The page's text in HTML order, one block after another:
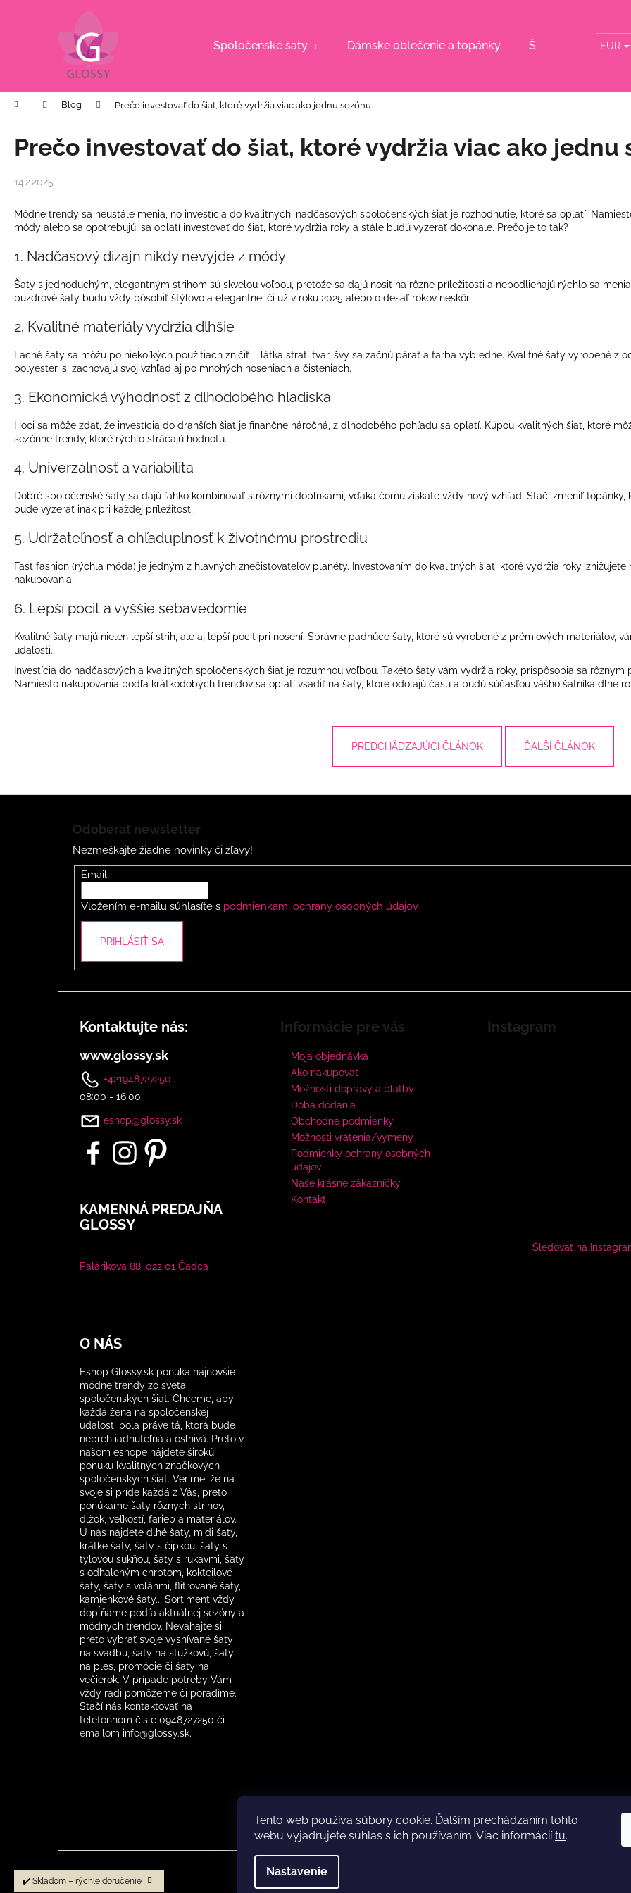
Tento web používa súbory cookie. Ďalším prechádzaním tohto
webu vyjadrujete súhlas s ich používaním. Viac informáciítu.
Nastavenie
✔️ Skladom – rýchle doručenie
Spoločenské šaty Dámske oblečenie a topánky Šaty pre EUR
Domov Blog Prečo investovať do šiat, ktoré vydržia viac ako jednu sezónu
Prečo investovať do šiat, ktoré vydržia viac ako jednu
14.2.2025
Módne trendy sa neustále menia, no investícia do kvalitných, nadčasových spoločenských šiat je rozhodnutie, ktoré sa oplatí.
módy alebo sa opotrebujú, sa oplatí investovať do šiat, ktoré vydržia roky a stále budú vyzerať dokonale. Prečo je to tak?
1. Nadčasový dizajn nikdy nevyjde z módy
Šaty s jednoduchým, elegantným strihom sú skvelou voľbou, pretože sa dajú nosiť na rôzne príležitosti a nepodliehajú rýchlo sa
puzdrové šaty budú vždy pôsobiť štýlovo a elegantne, či už v roku 2025 alebo o desať rokov neskôr.
2. Kvalitné materiály vydržia dlhšie
Lacné šaty sa môžu po niekoľkých použitiach zničiť – látka stratí tvar, švy sa začnú párať a farba vybledne. Kvalitné šaty vyrobené z
polyester, si zachovajú svoj vzhľad aj po mnohých noseniach a čisteniach.
3. Ekonomická výhodnosť z dlhodobého hľadiska
Hoci sa môže zdať, že investícia do drahších šiat je finančne náročná, z dlhodobého pohľadu sa oplatí. Kúpou kvalitných šiat, ktoré
sezónne trendy, ktoré rýchlo strácajú hodnotu.
4. Univerzálnosť a variabilita
Dobré spoločenské šaty sa dajú ľahko kombinovať s rôznymi doplnkami, vďaka čomu získate vždy nový vzhľad. Stačí zmeniť
bude vyzerať inak pri každej príležitosti.
5. Udržateľnosť a ohľaduplnosť k životnému prostrediu
Fast fashion (rýchla móda) je jedným z hlavných znečisťovateľov planéty. Investovaním do kvalitných šiat, ktoré vydržia roky,
nakupovania.
6. Lepší pocit a vyššie sebavedomie
Kvalitné šaty majú nielen lepší strih, ale aj lepší pocit pri nosení. Správne padnúce šaty, ktoré sú vyrobené z prémiových materiálov,
udalosti.
Investícia do nadčasových a kvalitných spoločenských šiat je rozumnou voľbou. Takéto šaty vám vydržia roky, prispôsobia sa
Namiesto nakupovania podľa krátkodobých trendov sa oplatí vsadiť na šaty, ktoré odolajú času a budú súčasťou vášho šatníka dlhé
PREDCHÁDZAJÚCI ČLÁNOK ĎALŠÍ ČLÁNOK
Späť
obchodu
Späť
obchodu
CYKLÁMENOVÉ VZOROVANÉ
€79
KVETINOVÉ KOŠEĽOVÉ ŠATY S
Pôvodne:
€36
Odoberať newsletter
Nezmeškajte žiadne novinky či zľavy!
Email
Vložením e-mailu súhlasíte s podmienkami ochrany osobných údajov
PRIHLÁSIŤ SA
Kontaktujte nás:
www.glossy.sk
+421948727250
08:00 - 16:00
eshop@glossy.sk
KAMENNÁ PREDAJŇA
GLOSSY
Palárikova 88, 022 01 Čadca
Informácie pre vás
Moja objednávka
Ako nakupovať
Možnosti dopravy a platby
Doba dodania
Obchodné podmienky
Možnosti vrátenia/výmeny
Podmienky ochrany osobných
údajov
Naše krásne zákazníčky
Kontakt
Instagram
Sledovať na
O NÁS
Eshop Glossy.sk ponúka najnovšie
módne trendy zo sveta
spoločenských šiat. Chceme, aby
každá žena na spoločenskej
udalosti bola práve tá, ktorá bude
neprehliadnuteľná a oslnivá. Preto v
našom eshope nájdete širokú
ponuku kvalitných značkových
spoločenských šiat. Veríme, že na
svoje si príde každá z Vás, preto
ponúkame šaty rôznych strihov,
dĺžok, veľkostí, farieb a materiálov.
U nás nájdete dlhé šaty, midi šaty,
krátke šaty, šaty s čipkou, šaty s
tylovou sukňou, šaty s rukávmi, šaty
s odhaleným chrbtom, kokteilové
šaty, šaty s volánmi, flitrované šaty,
kamienkové šaty... Sortiment vždy
dopĺňame podľa aktuálnej sezóny a
módnych trendov. Neváhajte si
preto vybrať svoje vysnívané šaty
na svadbu, šaty na stužkovú, šaty
na ples, promócie či šaty na
večierok. V prípade potreby Vám
vždy radi pomôžeme či poradíme.
Stačí nás kontaktovať na
telefónnom čísle 0948727250 či
emailom info@glossy.sk.
Kamenná predajňa otváracia doba CZ
Copyright 2026